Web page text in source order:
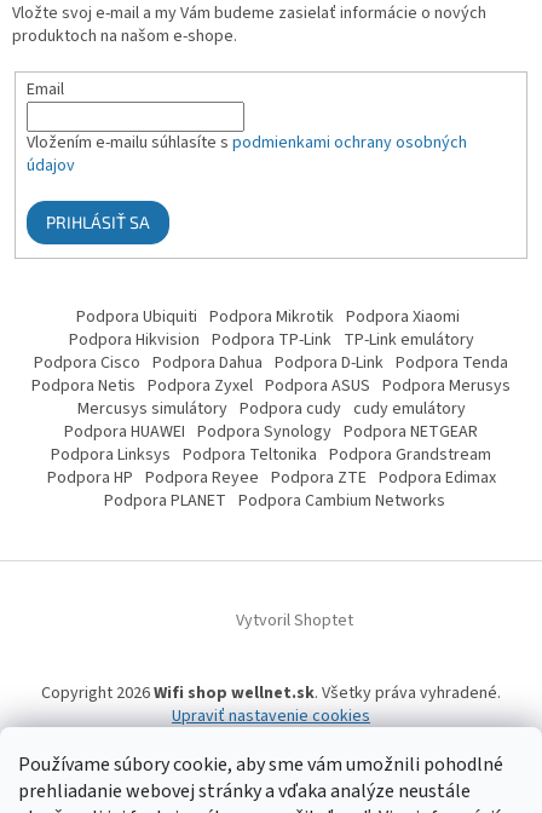
Používame súbory cookie, aby sme vám umožnili pohodlné
prehliadanie webovej stránky a vďaka analýze neustále
Vložte svoj e-mail a my Vám budeme zasielať informácie o nových
produktoch na našom e-shope.
Email
Vložením e-mailu súhlasíte s podmienkami ochrany osobných
údajov
PRIHLÁSIŤ SA
Podpora Ubiquiti Podpora Mikrotik Podpora Xiaomi
Podpora Hikvision Podpora TP-Link TP-Link emulátory
Podpora Cisco Podpora Dahua Podpora D-Link Podpora Tenda
Podpora Netis Podpora Zyxel Podpora ASUS Podpora Merusys
Mercusys simulátory Podpora cudy cudy emulátory
Podpora HUAWEI Podpora Synology Podpora NETGEAR
Podpora Linksys Podpora Teltonika Podpora Grandstream
Podpora HP Podpora Reyee Podpora ZTE Podpora Edimax
Podpora PLANET Podpora Cambium Networks
Vytvoril Shoptet
Copyright 2026Wifi shop wellnet.sk. Všetky práva vyhradené.
Upraviť nastavenie cookies
Wifi shop wellnet.sk prevádzkuje spoločnosť WELLNET, s.r.o.,IČO: 36484610,